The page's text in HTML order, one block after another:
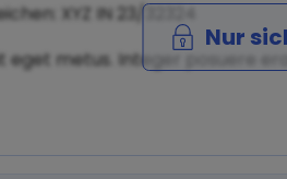
XYZ IN 23/32324
metus. Integer posuere
Nur